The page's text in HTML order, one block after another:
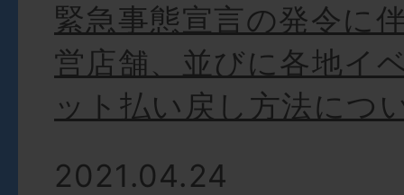
緊急事態宣言の発令に
営店舗、並びに各地イ
ット払い戻し方法につ
2021.04.24